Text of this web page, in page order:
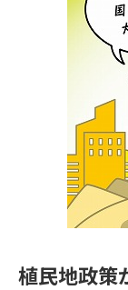
大学・短大以
留学・進学関連、塾
大学入学共通テスト
配慮案内」の請求
高等学校（情報）教
植民地政策